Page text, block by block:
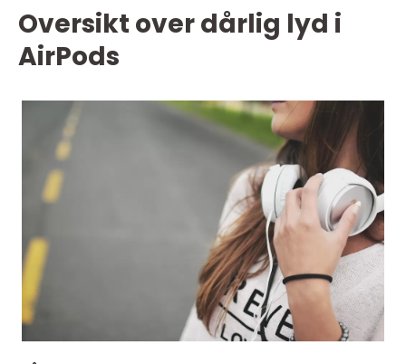
Oversikt over dårlig lyd i
AirPods